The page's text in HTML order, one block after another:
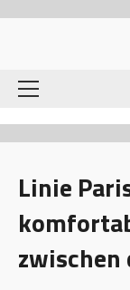
Menu
główne
Linie